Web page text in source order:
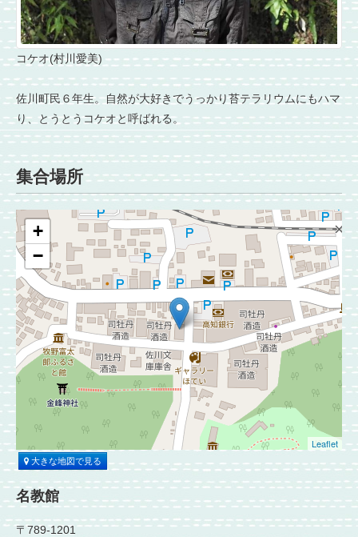
コケオ(村川愛美)
佐川町民６年生。自然が大好きでうっかり苔テラリウムにもハマ
り、とうとうコケオと呼ばれる。
集合場所
+
−
Leaflet
大きな地図で見る
名教館
〒789-1201